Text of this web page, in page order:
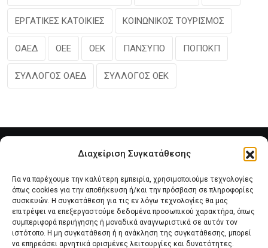
Διαχείριση Συγκατάθεσης
Για να παρέχουμε την καλύτερη εμπειρία, χρησιμοποιούμε τεχνολογίες
όπως cookies για την αποθήκευση ή/και την πρόσβαση σε πληροφορίες
συσκευών. Η συγκατάθεση για τις εν λόγω τεχνολογίες θα μας
επιτρέψει να επεξεργαστούμε δεδομένα προσωπικού χαρακτήρα, όπως
συμπεριφορά περιήγησης ή μοναδικά αναγνωριστικά σε αυτόν τον
ιστότοπο. Η μη συγκατάθεση ή η ανάκληση της συγκατάθεσης, μπορεί
να επηρεάσει αρνητικά ορισμένες λειτουργίες και δυνατότητες.
ΕΡΓΑΤΙΚΕΣ ΚΑΤΟΙΚΙΕΣ ΚΟΙΝΩΝΙΚΟΣ ΤΟΥΡΙΣΜΟΣ
ΟΑΕΔ ΟΕΕ ΟΕΚ ΠΑΝΣΥΠΟ ΠΟΠΟΚΠ
ΣΥΛΛΟΓΟΣ ΟΑΕΔ ΣΥΛΛΟΓΟΣ ΟΕΚ
Αρχική Νέα του Συλλόγου Θέματα e-Magazino